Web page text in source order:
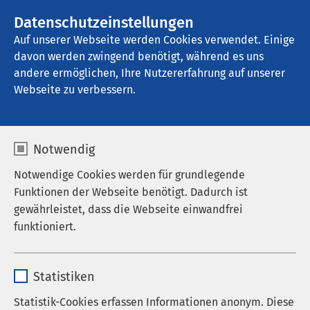
Datenschutzeinstellungen
Auf unserer Webseite werden Cookies verwendet. Einige
davon werden zwingend benötigt, während es uns
andere ermöglichen, Ihre Nutzererfahrung auf unserer
Webseite zu verbessern.
Notwendig
Notwendige Cookies werden für grundlegende
Funktionen der Webseite benötigt. Dadurch ist
gewährleistet, dass die Webseite einwandfrei
funktioniert.
Anbieter sgalinski
Statistiken
Statistik-Cookies erfassen Informationen anonym. Diese
AMEOS Pflege Zentrum St. Clemens
Oberhausen